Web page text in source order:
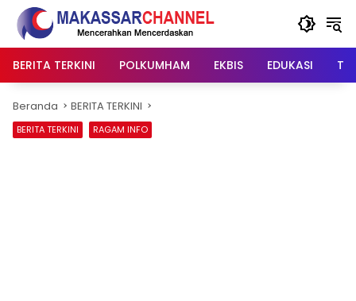
Langsung
konten
BERITA TERKINI
POLKUMHAM EKBIS EDUKASI
Beranda BERITA TERKINI
BERITA TERKINI RAGAM INFO